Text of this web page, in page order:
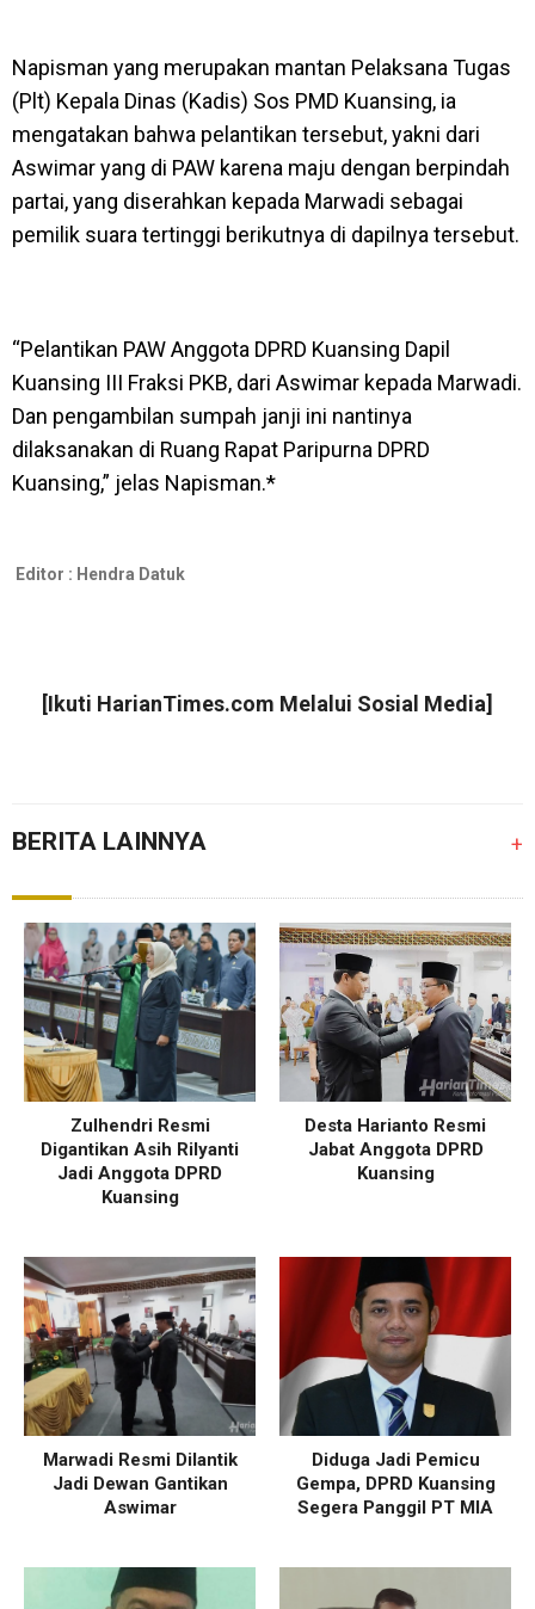
Napisman yang merupakan mantan Pelaksana Tugas
(Plt) Kepala Dinas (Kadis) Sos PMD Kuansing, ia
mengatakan bahwa pelantikan tersebut, yakni dari
Aswimar yang di PAW karena maju dengan berpindah
partai, yang diserahkan kepada Marwadi sebagai
pemilik suara tertinggi berikutnya di dapilnya tersebut.
“Pelantikan PAW Anggota DPRD Kuansing Dapil
Kuansing III Fraksi PKB, dari Aswimar kepada Marwadi.
Dan pengambilan sumpah janji ini nantinya
dilaksanakan di Ruang Rapat Paripurna DPRD
Kuansing,” jelas Napisman.*
Editor : Hendra Datuk
[Ikuti HarianTimes.com Melalui Sosial Media]
BERITA LAINNYA +
Zulhendri Resmi
Digantikan Asih Rilyanti
Jadi Anggota DPRD
Kuansing
Desta Harianto Resmi
Jabat Anggota DPRD
Kuansing
Marwadi Resmi Dilantik
Jadi Dewan Gantikan
Aswimar
Diduga Jadi Pemicu
Gempa, DPRD Kuansing
Segera Panggil PT MIA